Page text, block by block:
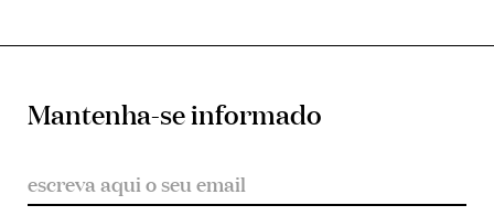
Mantenha-se informado